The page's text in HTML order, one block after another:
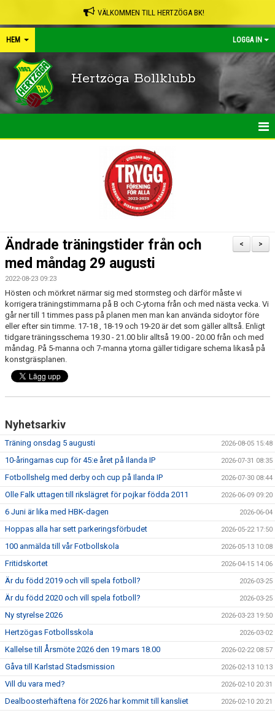
VÄLKOMMEN TILL HERTZÖGA BK!
HEM LOGGA IN
Hertzöga Bollklubb
SHOP
BLI MEDLEM
MATCHER
KONTAKTER & LAG
FÖRENINGSDOKUMENT
>
<
Ändrade träningstider från och
med måndag 29 augusti
2022-08-23 09:23
Hösten och mörkret närmar sig med stormsteg och därför måste vi
korrigera träningstimmarna på B och C-ytorna från och med nästa vecka. Vi
går ner till 1 timmes pass på planen men man kan använda sidoytor före
eller efter sin timme. 17-18 , 18-19 och 19-20 är det som gäller alltså. Enligt
tidgare träningsschema 19.30 - 21.00 blir alltså 19.00 - 20.00 från och med
måndag. På 5-manna och 7-manna ytorna gäller tidigare schema likaså på
konstgräsplanen.
Nyhetsarkiv
Träning onsdag 5 augusti 2026-08-05 15:48
10-åringarnas cup för 45:e året på Ilanda IP 2026-07-31 08:35
Fotbollshelg med derby och cup på Ilanda IP 2026-07-30 08:44
Olle Falk uttagen till rikslägret för pojkar födda 2011 2026-06-09 09:20
6 Juni är lika med HBK-dagen 2026-06-04
Hoppas alla har sett parkeringsförbudet 2026-05-22 17:50
100 anmälda till vår Fotbollskola 2026-05-13 10:08
Fritidskortet 2026-04-15 14:06
Är du född 2019 och vill spela fotboll? 2026-03-25
Är du född 2020 och vill spela fotboll? 2026-03-25
Ny styrelse 2026 2026-03-23 19:50
Hertzögas Fotbollsskola 2026-03-02
Kallelse till Årsmöte 2026 den 19 mars 18.00 2026-02-22 08:57
Gåva till Karlstad Stadsmission 2026-02-13 10:13
Vill du vara med? 2026-02-10 20:31
Dealboosterhäftena för 2026 har kommit till kansliet 2026-02-10 20:21